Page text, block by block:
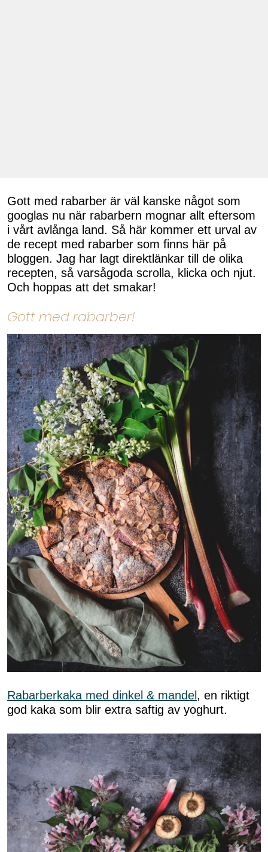
Gott med rabarber är väl kanske något som
googlas nu när rabarbern mognar allt eftersom
i vårt avlånga land. Så här kommer ett urval av
de recept med rabarber som finns här på
bloggen. Jag har lagt direktlänkar till de olika
recepten, så varsågoda scrolla, klicka och njut.
Och hoppas att det smakar!
Gott med rabarber!
Rabarberkaka med dinkel & mandel , en riktigt
god kaka som blir extra saftig av yoghurt.